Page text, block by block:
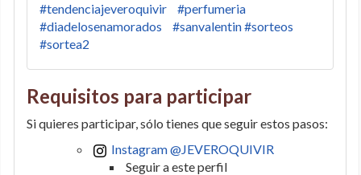
#tendenciajeveroquivir
#perfumeria
#diadelosenamorados
#sanvalentin #sorteos
#sortea2
Requisitos para participar
Si quieres participar, sólo tienes que seguir estos pasos:
Instagram @JEVEROQUIVIR
Seguir a este perfil